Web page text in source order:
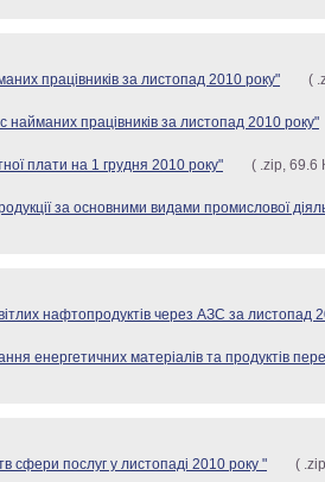
працівників за листопад 2010 року"
(
найманих працівників за листопад 2010 року"
плати на 1 грудня 2010 року" ( .zip, 69.6
за основними видами промислової
нафтопродуктів через АЗС за листопад
енергетичних матеріалів та продуктів
сфери послуг у листопаді 2010 року "
(